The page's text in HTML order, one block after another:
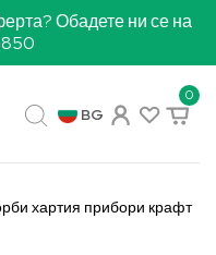
Обадете ни се на
0
BG
хартия прибори крафт